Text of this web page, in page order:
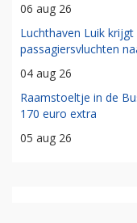
06 aug 26
Luchthaven Luik
passagiersvluchten
04 aug 26
Raamstoeltje in de
170 euro extra
05 aug 26